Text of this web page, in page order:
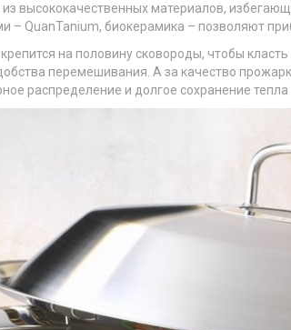
высококачественных материалов,
биокерамика – позволяют
на половину сковороды, чтобы
перемешивания. А за качество
распределение и долгое сохранение